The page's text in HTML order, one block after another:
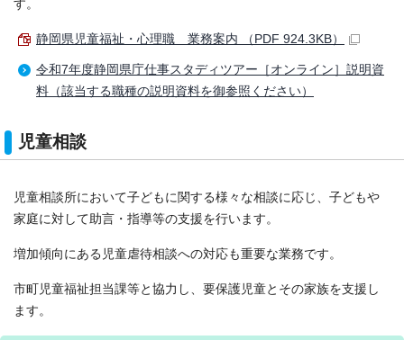
す。
静岡県児童福祉・心理職 業務案内 （PDF 924.3KB）
令和7年度静岡県庁仕事スタディツアー［オンライン］説明資
料（該当する職種の説明資料を御参照ください）
児童相談
児童相談所において子どもに関する様々な相談に応じ、子どもや
家庭に対して助言・指導等の支援を行います。
増加傾向にある児童虐待相談への対応も重要な業務です。
市町児童福祉担当課等と協力し、要保護児童とその家族を支援し
ます。